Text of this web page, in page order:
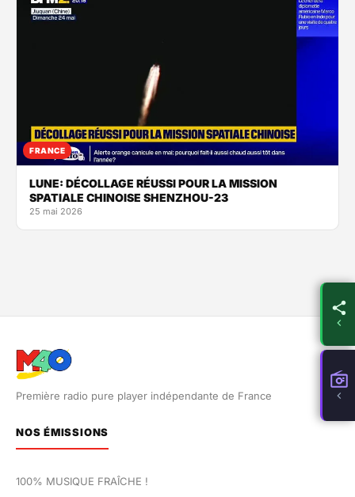
FRANCE
LUNE: DÉCOLLAGE RÉUSSI POUR LA MISSION
SPATIALE CHINOISE SHENZHOU-23
25 mai 2026
Première radio pure player indépendante de France
NOS ÉMISSIONS
100% MUSIQUE FRAÎCHE !